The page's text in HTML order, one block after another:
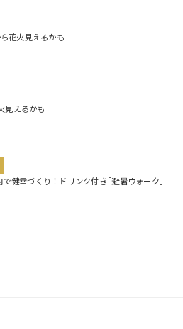
花火見えるかも
見えるかも
で健幸づくり！ドリンク付き｢避暑ウォーク｣